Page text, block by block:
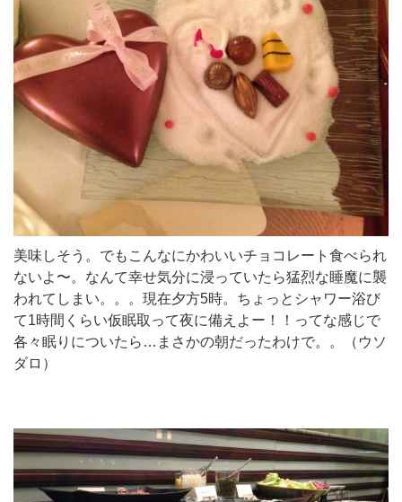
美味しそう。でもこんなにかわいいチョコレート食べられ
ないよ〜。なんて幸せ気分に浸っていたら猛烈な睡魔に襲
われてしまい。。。現在夕方5時。ちょっとシャワー浴び
て1時間くらい仮眠取って夜に備えよー！！ってな感じで
各々眠りについたら…まさかの朝だったわけで。。（ウソ
ダロ）